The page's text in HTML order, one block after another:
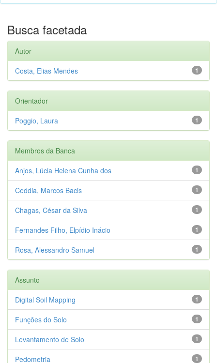
Busca facetada
Autor
1
Costa, Elias Mendes
Orientador
1
Poggio, Laura
Membros da Banca
1
Anjos, Lúcia Helena Cunha dos
1
Ceddia, Marcos Bacis
1
Chagas, César da Silva
1
Fernandes Filho, Elpídio Inácio
1
Rosa, Alessandro Samuel
Assunto
1
Digital Soil Mapping
1
Funções do Solo
1
Levantamento de Solo
1
Pedometria